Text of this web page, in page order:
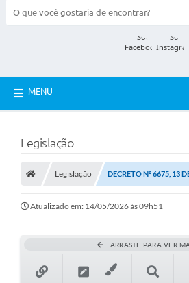
MENU
Legislação
Legislação DECRETO Nº 6675, 13
Atualizado em: 14/05/2026 às 09h51
ARRASTE PARA VER